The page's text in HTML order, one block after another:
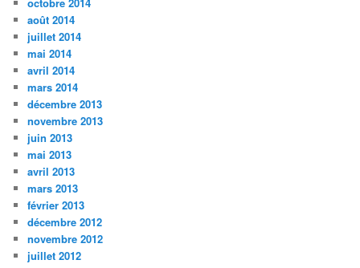
août 2014
juillet 2014
mai 2014
avril 2014
mars 2014
décembre 2013
novembre 2013
juin 2013
mai 2013
avril 2013
mars 2013
février 2013
décembre 2012
novembre 2012
juillet 2012